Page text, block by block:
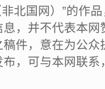
北国网）”的作
，并不代表本
件，意在为公
，可与本网联